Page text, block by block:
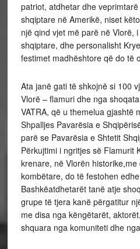
patriot, atdhetar dhe
shqiptare në Amerikë, niset
një qind vjet më parë në Vlorë,
shqiptare, dhe personalisht
festimet madhështore që do të
Ata janë gati të shkojnë si 100
Vlorë – flamuri dhe nga
VATRA, që u themelua gjashtë
Shpalljes Pavarësia e
parë se Pavarësia e Shtetit
Përkujtimi i ngritjes së Flamurit
krenare, në Vlorën
kombëtare, do të festohen
Bashkëatdhetarët tanë atje
grupe të tjera kanë përgatitur
me disa nga këngëtarët,
shquara nga komuniteti dhe